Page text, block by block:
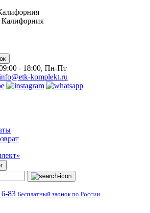
Калифорния
- 18:00, Пн-Пт
komplekt.ru
83 Бесплатный звонок по России